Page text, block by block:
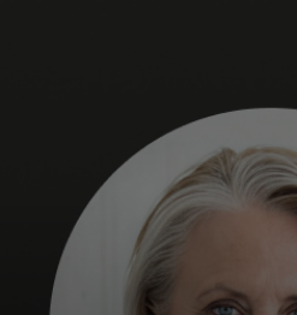
Vállalkozásoknak
A világért
Innovátoroknak